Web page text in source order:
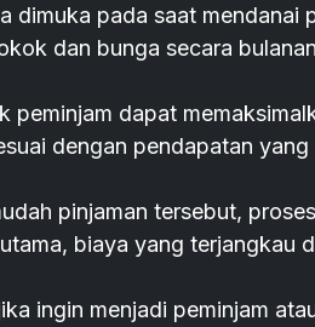
dimuka pada saat mendanai
dan bunga secara
peminjam dapat
dengan pendapatan yang
pinjaman tersebut,
biaya yang terjangkau
ingin menjadi peminjam